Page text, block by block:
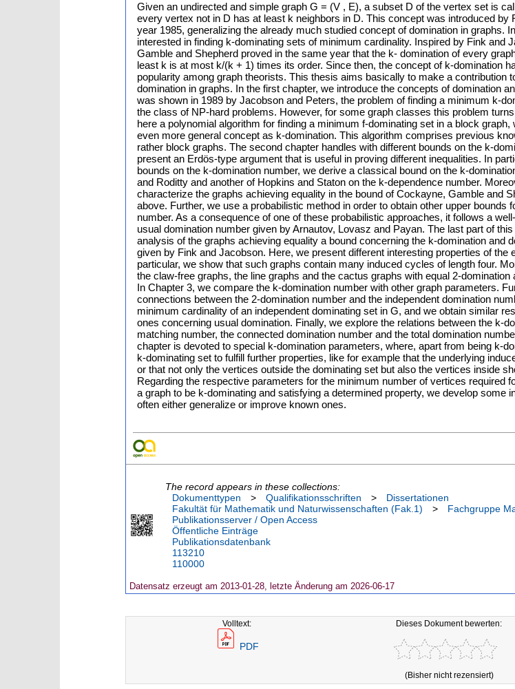
Given an undirected and simple graph G = (V , E), a subset D of the vertex set is
every vertex not in D has at least k neighbors in D. This concept was introduced by
year 1985, generalizing the already much studied concept of domination in graphs.
interested in finding k-dominating sets of minimum cardinality. Inspired by Fink and
Gamble and Shepherd proved in the same year that the k- domination of every
least k is at most k/(k + 1) times its order. Since then, the concept of k-domination
popularity among graph theorists. This thesis aims basically to make a contribution
domination in graphs. In the first chapter, we introduce the concepts of domination
was shown in 1989 by Jacobson and Peters, the problem of finding a minimum k-
the class of NP-hard problems. However, for some graph classes this problem
here a polynomial algorithm for finding a minimum f-dominating set in a block graph,
even more general concept as k-domination. This algorithm comprises previous
rather block graphs. The second chapter handles with different bounds on the k-
present an Erdös-type argument that is useful in proving different inequalities. In
bounds on the k-domination number, we derive a classical bound on the k-
and Roditty and another of Hopkins and Staton on the k-dependence number.
characterize the graphs achieving equality in the bound of Cockayne, Gamble and
above. Further, we use a probabilistic method in order to obtain other upper bounds
number. As a consequence of one of these probabilistic approaches, it follows a
usual domination number given by Arnautov, Lovasz and Payan. The last part of
analysis of the graphs achieving equality a bound concerning the k-domination and
given by Fink and Jacobson. Here, we present different interesting properties of the
particular, we show that such graphs contain many induced cycles of length four.
the claw-free graphs, the line graphs and the cactus graphs with equal 2-domination
In Chapter 3, we compare the k-domination number with other graph parameters.
connections between the 2-domination number and the independent domination
minimum cardinality of an independent dominating set in G, and we obtain similar
ones concerning usual domination. Finally, we explore the relations between the k-
matching number, the connected domination number and the total domination
chapter is devoted to special k-domination parameters, where, apart from being k-
k-dominating set to fulfill further properties, like for example that the underlying
or that not only the vertices outside the dominating set but also the vertices inside
Regarding the respective parameters for the minimum number of vertices required
a graph to be k-dominating and satisfying a determined property, we develop some
often either generalize or improve known ones.
The record appears in these collections:
Dokumenttypen
> Qualifikationsschriften >
Dissertationen
Fakultät für Mathematik und Naturwissenschaften (Fak.1)
>
Fachgruppe
Publikationsserver / Open Access
Öffentliche Einträge
Publikationsdatenbank
113210
110000
Datensatz erzeugt am 2013-01-28, letzte Änderung am 2026-06-17
Volltext:
PDF
Dieses Dokument bewerten:
(Bisher nicht rezensiert)